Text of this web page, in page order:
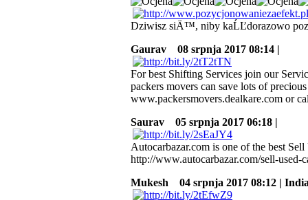
Dziwisz siÄ™, niby kaĹĽdorazowo
Gaurav
08 srpnja 2017 08:14 |
For best Shifting Services join our
packers movers can save lots of
www.packersmovers.dealkare.com or
Saurav
05 srpnja 2017 06:18 |
Autocarbazar.com is one of the best
http://www.autocarbazar.com/sell-used-
Mukesh
04 srpnja 2017 08:12 |